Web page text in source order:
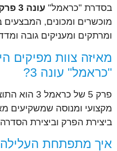
בסדרת "כראמל" עונה 3 פרק 5
מוכשרים ומכונים, המבצעים
ומרתקים ומעניקים גובה
"כראמל" עונה 3?
פרק 5 של
מקצועי ומנוסה שמשקיעים
ביצירת הפרק וביצירת
איך מתפתחת